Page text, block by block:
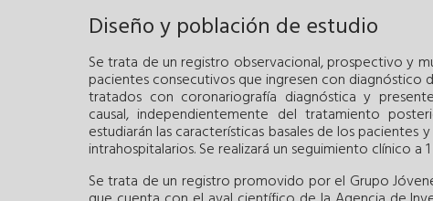
Diseño y población de estudio
Se trata de un registro observacional, prospectivo y
pacientes consecutivos que ingresen con diagnóstico
tratados con coronariografía diagnóstica y
causal, independientemente del tratamiento
estudiarán las características basales de los
intrahospitalarios. Se realizará un seguimiento clínico a
Se trata de un registro promovido por el Grupo